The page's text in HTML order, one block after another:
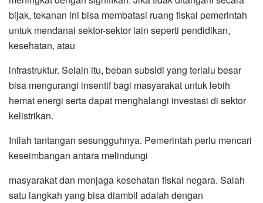
bijak, tekanan ini bisa membatasi ruang fiskal pemerintah
untuk mendanai sektor-sektor lain seperti pendidikan,
kesehatan, atau
infrastruktur. Selain itu, beban subsidi yang terlalu besar
bisa mengurangi insentif bagi masyarakat untuk lebih
hemat energi serta dapat menghalangi investasi di sektor
kelistrikan.
Inilah tantangan sesungguhnya. Pemerintah perlu mencari
keseimbangan antara melindungi
masyarakat dan menjaga kesehatan fiskal negara. Salah
satu langkah yang bisa diambil adalah dengan